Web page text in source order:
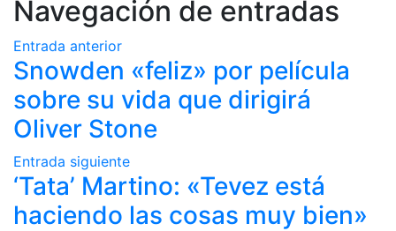
Navegación de entradas
Entrada anterior
Snowden «feliz» por película
sobre su vida que dirigirá
Oliver Stone
Entrada siguiente
‘Tata’ Martino: «Tevez está
haciendo las cosas muy bien»